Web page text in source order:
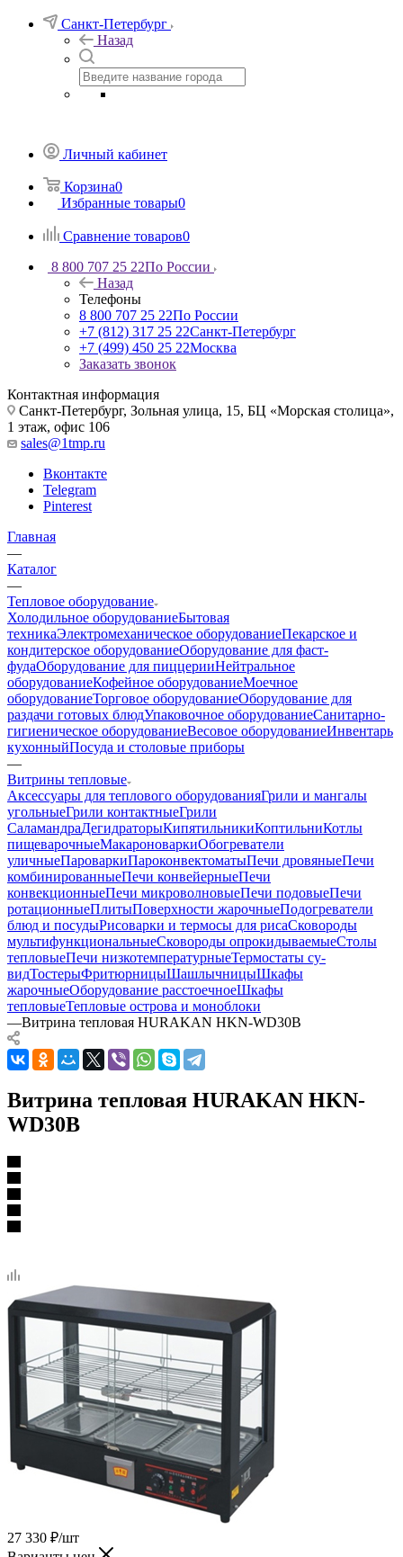
Санкт-Петербург
Назад
Личный кабинет
Корзина0
Избранные товары0
Сравнение товаров0
8 800 707 25 22По России
Назад
Телефоны
8 800 707 25 22По России
+7 (812) 317 25 22Санкт-Петербург
+7 (499) 450 25 22Москва
Заказать звонок
Контактная информация
Санкт-Петербург, Зольная улица, 15, БЦ «Морская столица»,
1 этаж, офис 106
sales@1tmp.ru
Вконтакте
Telegram
Pinterest
Главная
—
Каталог
—
Тепловое оборудование
Холодильное оборудованиеБытовая
техникаЭлектромеханическое оборудованиеПекарское и
кондитерское оборудованиеОборудование для фаст-
фудаОборудование для пиццерииНейтральное
оборудованиеКофейное оборудованиеМоечное
оборудованиеТорговое оборудованиеОборудование для
раздачи готовых блюдУпаковочное оборудованиеСанитарно-
гигиеническое оборудованиеВесовое оборудованиеИнвентарь
кухонныйПосуда и столовые приборы
—
Витрины тепловые
Аксессуары для теплового оборудованияГрили и мангалы
угольныеГрили контактныеГрили
СаламандраДегидраторыКипятильникиКоптильниКотлы
пищеварочныеМакароноваркиОбогреватели
уличныеПароваркиПароконвектоматыПечи дровяныеПечи
комбинированныеПечи конвейерныеПечи
конвекционныеПечи микроволновыеПечи подовыеПечи
ротационныеПлитыПоверхности жарочныеПодогреватели
блюд и посудыРисоварки и термосы для рисаСковороды
мультифункциональныеСковороды опрокидываемыеСтолы
тепловыеПечи низкотемпературныеТермостаты су-
видТостерыФритюрницыШашлычницыШкафы
жарочныеОборудование расстоечноеШкафы
тепловыеТепловые острова и моноблоки
—Витрина тепловая HURAKAN HKN-WD30B
Витрина тепловая HURAKAN HKN-
WD30B
27 330 ₽/шт